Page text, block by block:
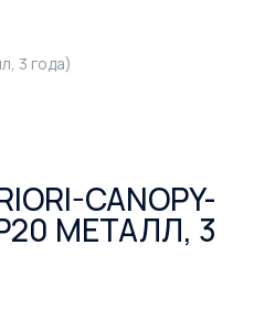
3 года)
CANOPY-
МЕТАЛЛ, 3